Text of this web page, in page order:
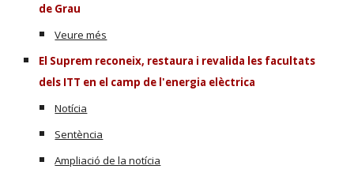
de Grau
Veure més
El Suprem reconeix, restaura i revalida les facultats
dels ITT en el camp de l'energia elèctrica
Notícia
Sentència
Ampliació de la notícia